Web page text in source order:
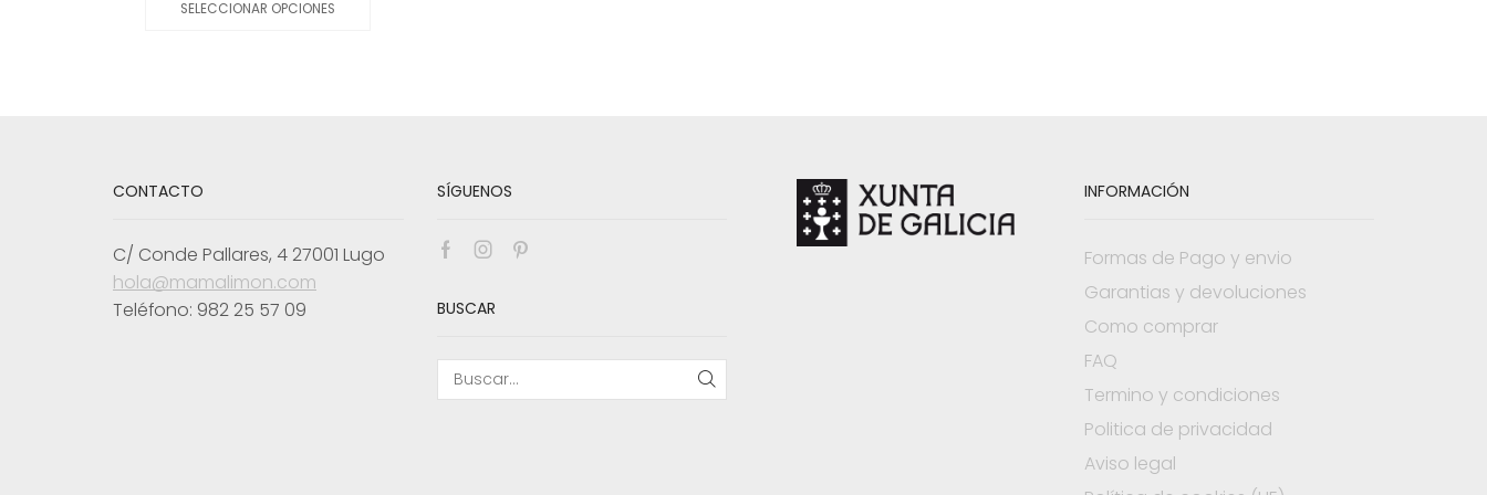
era:
es:
SELECCIONAR OPCIONES
de
CONTACTO
C/ Conde Pallares, 4 27001 Lugo
hola@mamalimon.com
Teléfono: 982 25 57 09
SÍGUENOS
Facebook
Instagram
Pinterest
BUSCAR
BUSCAR
INFORMACIÓN
Formas de Pago y envio
Garantias y devoluciones
Como comprar
FAQ
Termino y condiciones
Politica de privacidad
Aviso legal